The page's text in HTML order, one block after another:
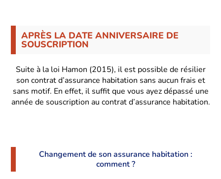
APRÈS LA DATE ANNIVERSAIRE DE
SOUSCRIPTION
Suite à la loi Hamon (2015), il est possible de résilier
son contrat d’assurance habitation sans aucun frais et
sans motif. En effet, il suffit que vous ayez dépassé une
année de souscription au contrat d’assurance habitation.
Changement de son assurance habitation :
comment ?